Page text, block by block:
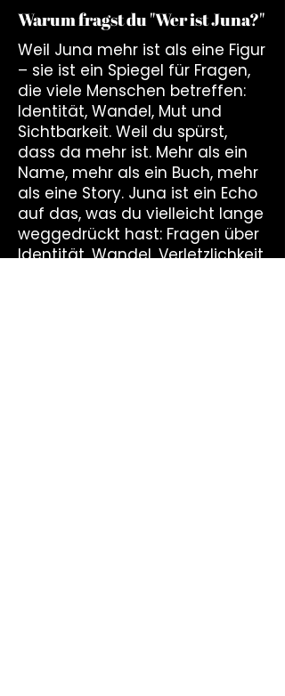
Warum fragst du "Wer ist Juna?"
Weil Juna mehr ist als eine Figur
– sie ist ein Spiegel für Fragen,
die viele Menschen betreffen:
Identität, Wandel, Mut und
Sichtbarkeit. Weil du spürst,
dass da mehr ist. Mehr als ein
Name, mehr als ein Buch, mehr
als eine Story. Juna ist ein Echo
auf das, was du vielleicht lange
weggedrückt hast: Fragen über
Identität, Wandel, Verletzlichkeit,